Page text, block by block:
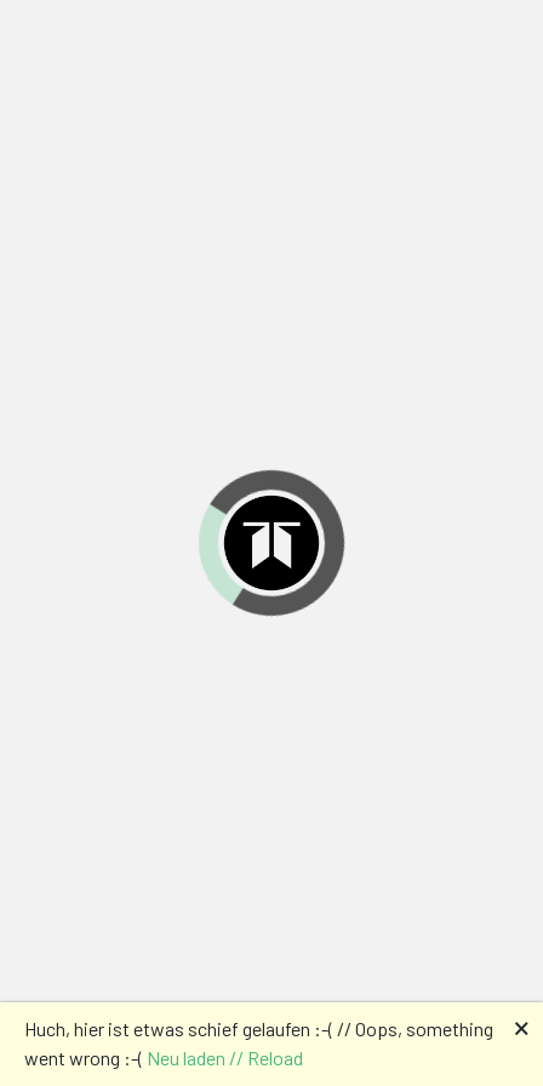
Huch, hier ist etwas schief gelaufen :-( // Oops, something
went wrong :-( Neu laden // Reload
🗙